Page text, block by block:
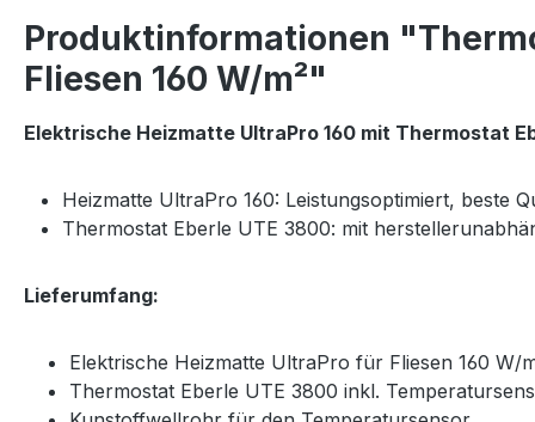
Produktinformationen
Fliesen 160 W/m²"
Elektrische Heizmatte UltraPro 160 mit Thermostat
Heizmatte UltraPro 160: Leistungsoptimiert, beste
Thermostat Eberle UTE 3800: mit
Lieferumfang:
Elektrische Heizmatte UltraPro für Fliesen 160 W/
Thermostat Eberle UTE 3800 inkl.